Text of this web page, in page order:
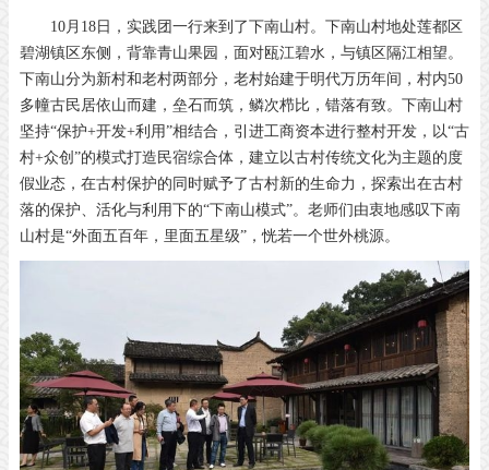
10月18日，实践团一行来到了下南山村。下南山村地处莲都区
碧湖镇区东侧，背靠青山果园，面对瓯江碧水，与镇区隔江相望。
下南山分为新村和老村两部分，老村始建于明代万历年间，村内50
多幢古民居依山而建，垒石而筑，鳞次栉比，错落有致。下南山村
坚持“保护+开发+利用”相结合，引进工商资本进行整村开发，以“古
村+众创”的模式打造民宿综合体，建立以古村传统文化为主题的度
假业态，在古村保护的同时赋予了古村新的生命力，探索出在古村
落的保护、活化与利用下的“下南山模式”。老师们由衷地感叹下南
山村是“外面五百年，里面五星级”，恍若一个世外桃源。